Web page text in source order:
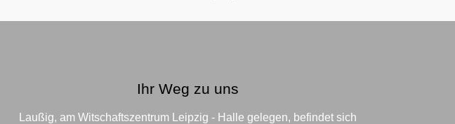
Ihr Weg zu uns
Laußig, am Witschaftszentrum Leipzig - Halle gelegen, befindet sich